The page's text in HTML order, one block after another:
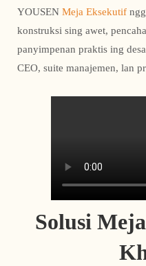
YOUSEN Meja Eksekutif
konstruksi sing awet,
panyimpenan praktis ing
CEO, suite manajemen, lan
Solusi